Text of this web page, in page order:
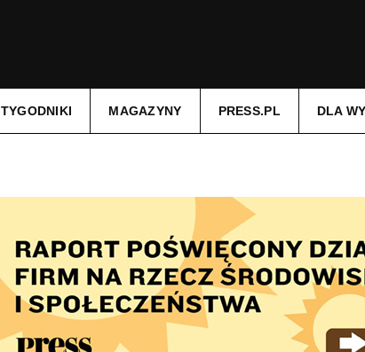
TYGODNIKI MAGAZYNY PRESS.PL DLA